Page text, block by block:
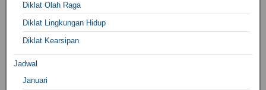
Diklat Olah Raga
Diklat Lingkungan Hidup
Diklat Kearsipan
Jadwal
Januari